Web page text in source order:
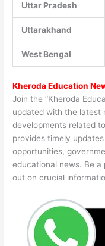
Uttar Pradesh
Uttarakhand
West Bengal
Kheroda Education
Join the “Kheroda
updated with the latest
developments related
provides timely
opportunities,
educational news. Be
out on crucial